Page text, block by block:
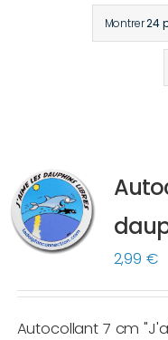
Montrer24
2,99 €
Autocollant 7 cm